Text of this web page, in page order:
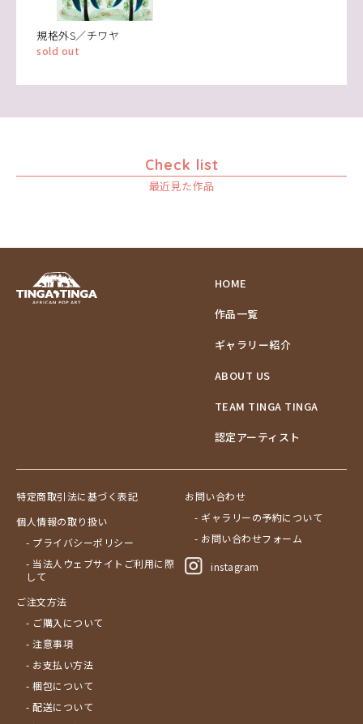
規格外S／チワヤ
sold out
Check list
最近見た作品
HOME
作品一覧
ギャラリー紹介
ABOUT US
TEAM TINGA TINGA
認定アーティスト
特定商取引法に基づく表記
個人情報の取り扱い
- プライバシーポリシー
- 当法人ウェブサイトご利用に際
して
ご注文方法
- ご購入について
- 注意事項
- お支払い方法
- 梱包について
- 配送について
お問い合わせ
- ギャラリーの予約について
- お問い合わせフォーム
instagram